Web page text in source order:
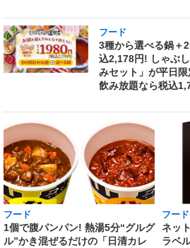
フード
3種から選べる鍋＋
込2,178円! しゃぶ
みセット」が平日
飲み放題なら税込
フード
1個で腹パンパン! 熱湯5分“グルグ
ル”かき混ぜるだけの「日清カレ
フード
ネッ
ラベ